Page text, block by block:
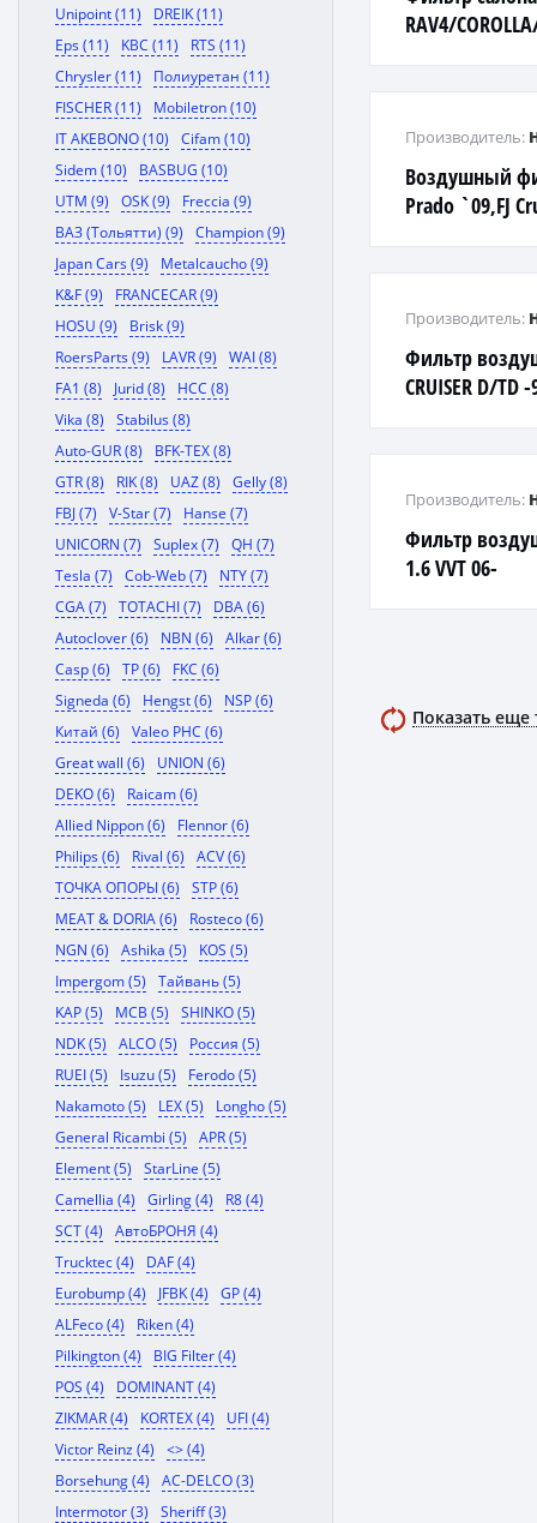
Unipoint (11)
DREIK (11)
Eps (11)
KBC (11)
RTS (11)
Chrysler (11)
Полиуретан (11)
FISCHER (11)
Mobiletron (10)
IT AKEBONO (10)
Cifam (10)
Sidem (10)
BASBUG (10)
UTM (9)
OSK (9)
Freccia (9)
ВАЗ (Тольятти) (9)
Champion (9)
Japan Cars (9)
Metalcaucho (9)
K&F (9)
FRANCECAR (9)
HOSU (9)
Brisk (9)
RoersParts (9)
LAVR (9)
WAI (8)
FA1 (8)
Jurid (8)
HCC (8)
Vika (8)
Stabilus (8)
Auto-GUR (8)
BFK-TEX (8)
GTR (8)
RIK (8) UAZ (8)
Gelly (8)
FBJ (7)
V-Star (7)
Hanse (7)
UNICORN (7)
Suplex (7)
QH (7)
Tesla (7)
Cob-Web (7)
NTY (7)
CGA (7)
TOTACHI (7)
DBA (6)
Autoclover (6)
NBN (6)
Alkar (6)
Casp (6)
TP (6)
FKC (6)
Signeda (6)
Hengst (6)
NSP (6)
Китай (6)
Valeo PHC (6)
Great wall (6)
UNION (6)
DEKO (6)
Raicam (6)
Allied Nippon (6)
Flennor (6)
Philips (6)
Rival (6)
ACV (6)
ТОЧКА ОПОРЫ (6)
STP (6)
MEAT & DORIA (6)
Rosteco (6)
NGN (6)
Ashika (5)
KOS (5)
Impergom (5)
Тайвань (5)
KAP (5)
MCB (5)
SHINKO (5)
NDK (5)
ALCO (5)
Россия (5)
RUEI (5)
Isuzu (5)
Ferodo (5)
Nakamoto (5)
LEX (5)
Longho (5)
General Ricambi (5)
APR (5)
Element (5)
StarLine (5)
Camellia (4)
Girling (4)
R8 (4)
SCT (4)
АвтоБРОНЯ (4)
Trucktec (4)
DAF (4)
Eurobump (4)
JFBK (4)
GP (4)
ALFeco (4)
Riken (4)
Pilkington (4)
BIG Filter (4)
POS (4)
DOMINANT (4)
ZIKMAR (4)
KORTEX (4)
UFI (4)
Victor Reinz (4)
<> (4)
Borsehung (4)
AC-DELCO (3)
Intermotor (3)
Sheriff (3)
RAV4/
Воздушный
Prado `09,FJ
Производитель:
Фильтр
CRUISER D/TD
Производитель:
Фильтр
1.6 VVT 06-
Производитель:
Показать еще